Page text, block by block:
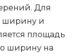
Для
ширину и
площадь
ширину на